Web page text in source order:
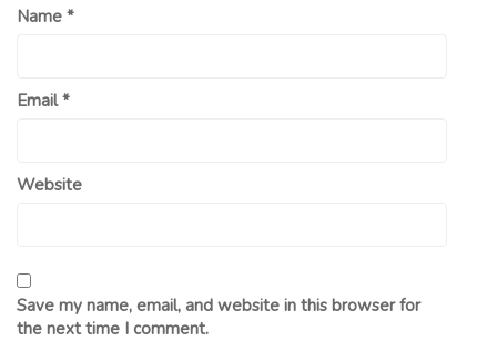
Name *
Email*
Website
Save my name, email, and website in this browser for
the next time I comment.